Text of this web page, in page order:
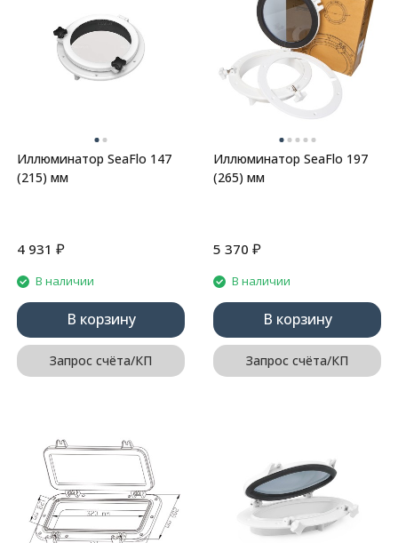
Иллюминатор SeaFlo 147
(215) мм
4 931 ₽
В наличии
В корзину
Запрос счёта/КП
Иллюминатор SeaFlo 197
(265) мм
5 370 ₽
В наличии
В корзину
Запрос счёта/КП